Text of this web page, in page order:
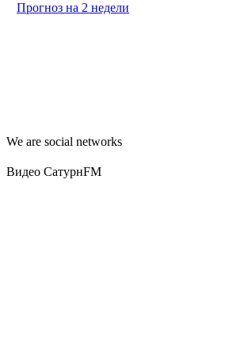
Прогноз на 2 недели
We are social networks
Видео СатурнFM